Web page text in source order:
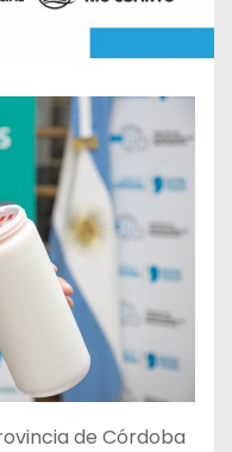
de Córdoba